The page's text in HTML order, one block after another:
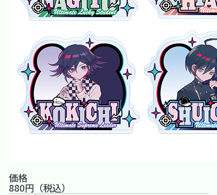
価格
880円（税込）